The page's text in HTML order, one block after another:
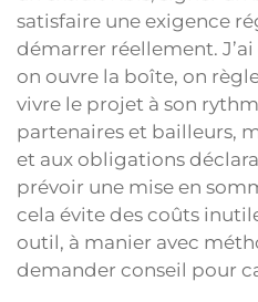
satisfaire une exigence
démarrer réellement.
on ouvre la boîte, on
vivre le projet à son
partenaires et bailleurs,
et aux obligations
prévoir une mise en
cela évite des coûts
outil, à manier avec
demander conseil pour